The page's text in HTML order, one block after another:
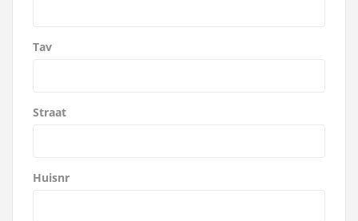
Tav
Straat
Huisnr